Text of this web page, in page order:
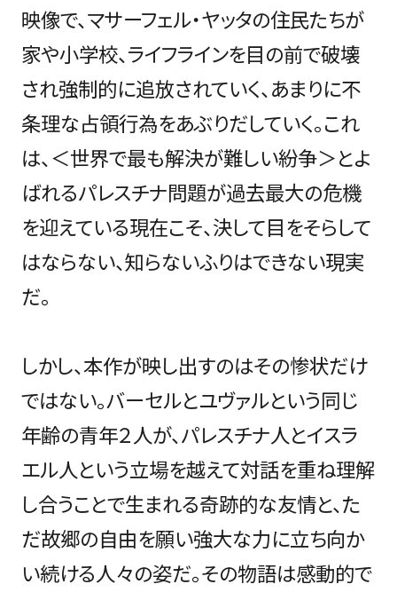
映像で、マサーフェル・ヤッタの住民たちが
家や小学校、ライフラインを目の前で破壊
され強制的に追放されていく、あまりに不
条理な占領行為をあぶりだしていく。これ
は、＜世界で最も解決が難しい紛争＞とよ
ばれるパレスチナ問題が過去最大の危機
を迎えている現在こそ、決して目をそらして
はならない、知らないふりはできない現実
だ。
しかし、本作が映し出すのはその惨状だけ
ではない。バーセルとユヴァルという同じ
年齢の青年２人が、パレスチナ人とイスラ
エル人という立場を越えて対話を重ね理解
し合うことで生まれる奇跡的な友情と、た
だ故郷の自由を願い強大な力に立ち向か
い続ける人々の姿だ。その物語は感動的で